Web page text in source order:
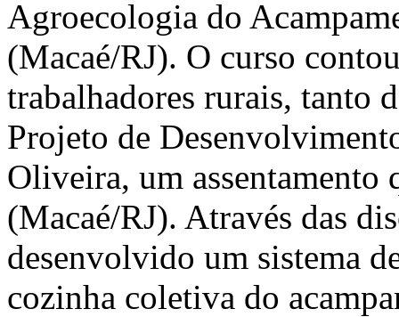
Agroecologia do
(Macaé/RJ). O curso
trabalhadores rurais, tanto
Projeto de
Oliveira, um assentamento
(Macaé/RJ). Através das
desenvolvido um sistema
cozinha coletiva do